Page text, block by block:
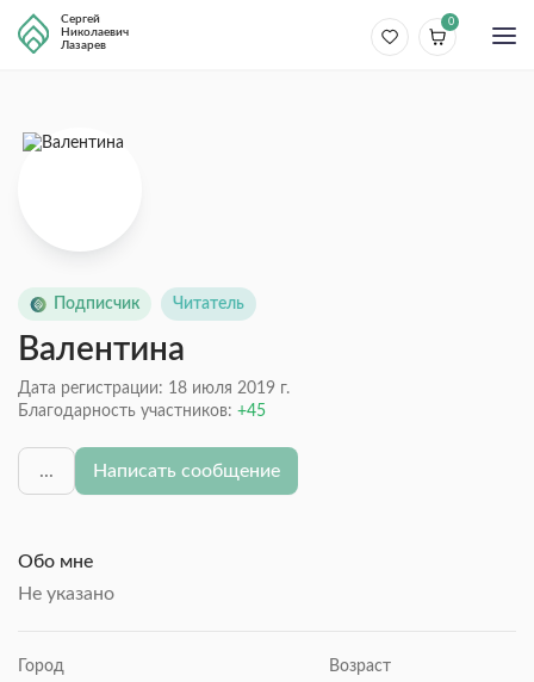
Сергей
Николаевич
Лазарев
0
Подписчик Читатель
Валентина
Дата регистрации: 18 июля 2019 г.
Благодарность участников:
45
... Написать сообщение
Обо мне
Не указано
Город Возраст